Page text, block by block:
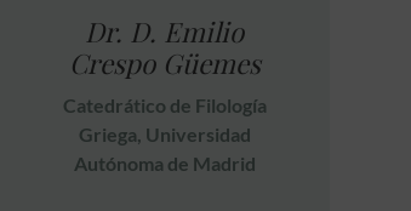
Dr. D. Emilio
Crespo Güemes
Catedrático de Filología
Griega, Universidad
Autónoma de Madrid